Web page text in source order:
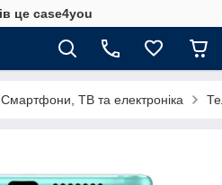
це case4you
Смартфони, ТВ та електроніка